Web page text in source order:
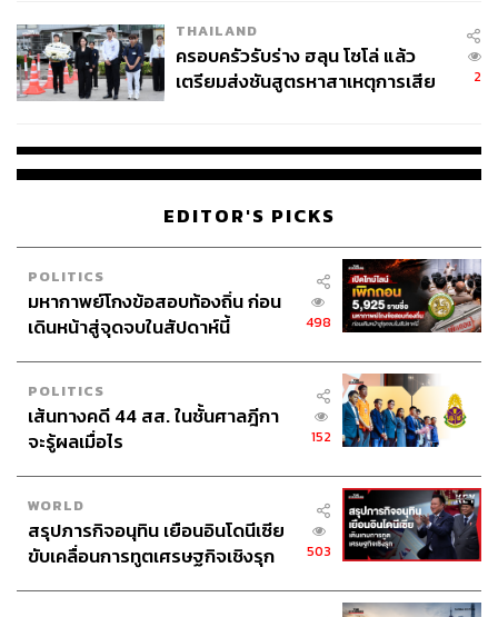
THAILAND
ครอบครัวรับร่าง ฮลุน โซโล่ แล้ว
เตรียมส่งชันสูตรหาสาเหตุการเสีย
2
EDITOR'S PICKS
POLITICS
มหากาพย์โกงข้อสอบท้องถิ่น ก่อน
เดินหน้าสู่จุดจบในสัปดาห์นี้
498
POLITICS
เส้นทางคดี 44 สส. ในชั้นศาลฎีกา
จะรู้ผลเมื่อไร
152
WORLD
สรุปภารกิจอนุทิน เยือนอินโดนีเซีย
ขับเคลื่อนการทูตเศรษฐกิจเชิงรุก
503